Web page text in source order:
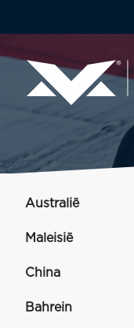
Australië
Maleisië
China
Bahrein